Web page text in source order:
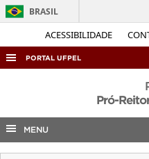
ACESSIBILIDADE
BRASIL
PORTAL UFPEL
COBALTO
CONCURSOS
Pró-
MENU